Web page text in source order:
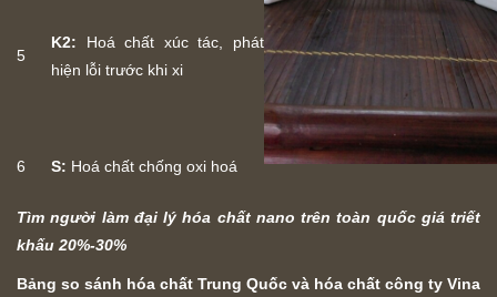
5
K2: Hoá chất xúc tác, phát
hiện lỗi trước khi xi
6 S: Hoá chất chống oxi hoá
Tìm người làm đại lý hóa chất nano trên toàn quốc giá triết
khấu 20%-30%
Bảng so sánh hóa chất Trung Quốc và hóa chất công ty Vina